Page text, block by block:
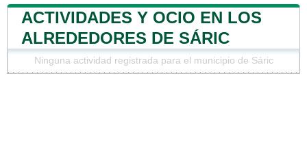
ACTIVIDADES Y OCIO EN LOS
ALREDEDORES DE SÁRIC
Ninguna actividad registrada para el municipio de Sáric